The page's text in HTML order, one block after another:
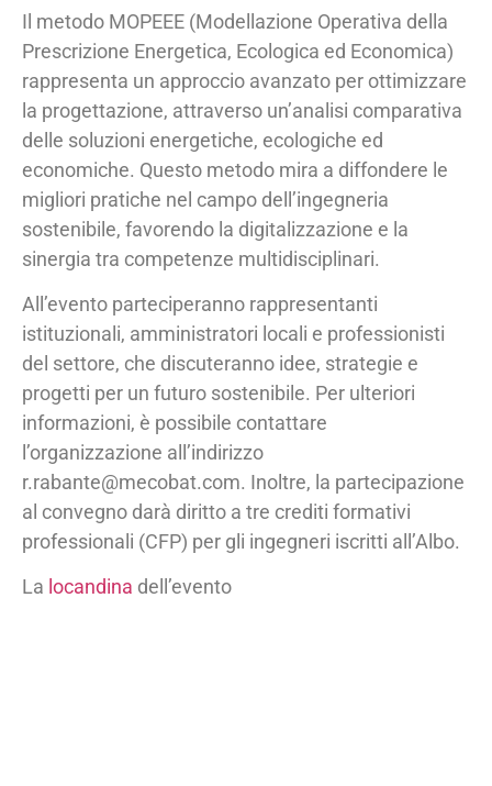
Il metodo MOPEEE (Modellazione Operativa della
Prescrizione Energetica, Ecologica ed Economica)
rappresenta un approccio avanzato per ottimizzare
la progettazione, attraverso un’analisi comparativa
delle soluzioni energetiche, ecologiche ed
economiche. Questo metodo mira a diffondere le
migliori pratiche nel campo dell’ingegneria
sostenibile, favorendo la digitalizzazione e la
sinergia tra competenze multidisciplinari.
All’evento parteciperanno rappresentanti
istituzionali, amministratori locali e professionisti
del settore, che discuteranno idee, strategie e
progetti per un futuro sostenibile. Per ulteriori
informazioni, è possibile contattare
l’organizzazione all’indirizzo
r.rabante@mecobat.com. Inoltre, la partecipazione
al convegno darà diritto a tre crediti formativi
professionali (CFP) per gli ingegneri iscritti all’Albo.
La locandina dell’evento